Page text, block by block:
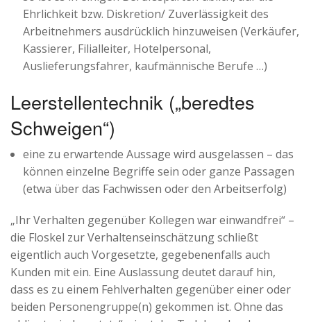
Ehrlichkeit bzw. Diskretion/ Zuverlässigkeit des
Arbeitnehmers ausdrücklich hinzuweisen (Verkäufer,
Kassierer, Filialleiter, Hotelpersonal,
Auslieferungsfahrer, kaufmännische Berufe …)
Leerstellentechnik („beredtes
Schweigen“)
eine zu erwartende Aussage wird ausgelassen – das
können einzelne Begriffe sein oder ganze Passagen
(etwa über das Fachwissen oder den Arbeitserfolg)
„Ihr Verhalten gegenüber Kollegen war einwandfrei“ –
die Floskel zur Verhaltenseinschätzung schließt
eigentlich auch Vorgesetzte, gegebenenfalls auch
Kunden mit ein. Eine Auslassung deutet darauf hin,
dass es zu einem Fehlverhalten gegenüber einer oder
beiden Personengruppe(n) gekommen ist. Ohne das